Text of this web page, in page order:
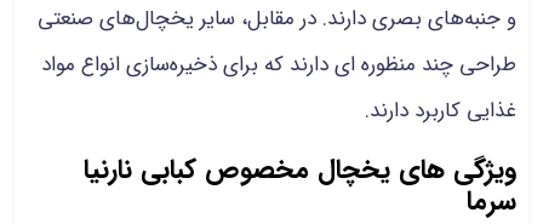
و جنبه‌های بصری دارند. در مقابل، سایر یخچال‌های صنعتی
طراحی چند منظوره‌ ای دارند که برای ذخیره‌سازی انواع مواد
غذایی کاربرد دارند.
ویژگی های یخچال مخصوص کبابی نارنیا
سرما